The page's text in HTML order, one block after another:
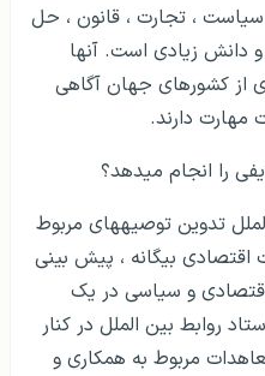
سیاست ، تجارت ، قانون ، حل
و دانش زیادی است. آن­ها
از کشورهای جهان آگاهی
مهارت دارند.
را انجام می­دهد؟
تدوین توصیه­های مربوط
اقتصادی بیگانه ، پیش بینی
و سیاسی در یک
روابط بین الملل در کنار
مربوط به همکاری و